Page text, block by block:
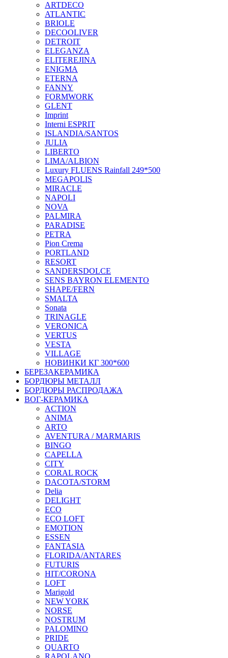
ARTDECO
ATLANTIC
BRIOLE
DECOOLIVER
DETROIT
ELEGANZA
ELITEREJINA
ENIGMA
ETERNA
FANNY
FORMWORK
GLENT
Imprint
Interni ESPRIT
ISLANDIA/SANTOS
JULIA
LIBERTO
LIMA/ALBION
Luxury FLUENS Rainfall 249*500
MEGAPOLIS
MIRACLE
NAPOLI
NOVA
PALMIRA
PARADISE
PETRA
Pion Crema
PORTLAND
RESORT
SANDERSDOLCE
SENS BAYRON ELEMENTO
SHAPE/FERN
SMALTA
Sonata
TRINAGLE
VERONICA
VERTUS
VESTA
VILLAGE
НОВИНКИ КГ 300*600
БЕРЕЗАКЕРАМИКА
БОРДЮРЫ МЕТАЛЛ
БОРДЮРЫ РАСПРОДАЖА
ВОГ-КЕРАМИКА
ACTION
ANIMA
ARTO
AVENTURA / MARMARIS
BINGO
CAPELLA
CITY
CORAL ROCK
DACOTA/STORM
Delia
DELIGHT
ECO
ECO LOFT
EMOTION
ESSEN
FANTASIA
FLORIDA/ANTARES
FUTURIS
HIT/CORONA
LOFT
Marigold
NEW YORK
NORSE
NOSTRUM
PALOMINO
PRIDE
QUARTO